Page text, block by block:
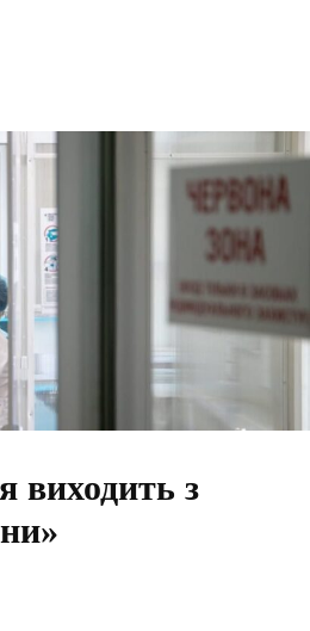
виходить з